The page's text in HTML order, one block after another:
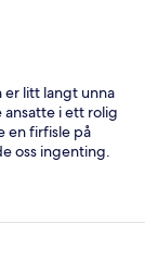
litt langt unna
i ett rolig
en firfisle på
oss ingenting.